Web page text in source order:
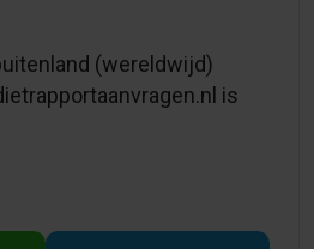
(wereldwijd)
is